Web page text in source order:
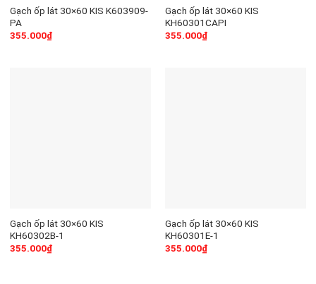
Gạch ốp lát 30×60 KIS K603909-
PA
355.000₫
Gạch ốp lát 30×60 KIS
KH60301CAPI
355.000₫
Gạch ốp lát 30×60 KIS
KH60302B-1
355.000₫
Gạch ốp lát 30×60 KIS
KH60301E-1
355.000₫